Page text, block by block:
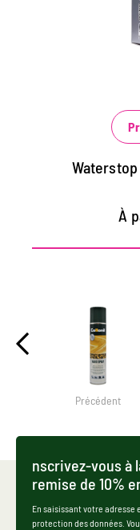
de haute
bleu, vert
À
Précédent
nscrivez-vous à
remise de 10%
En saisissant votre
protection des données.